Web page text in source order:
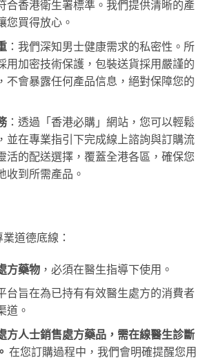
合香港衛生署標準。我們提供清晰的產
您買得放心。
：我們深知男士健康需求的私密性。所
用加密技術保護，包裝送貨採用嚴謹的
不會暴露任何產品信息，絕對保障您的
：透過「香港必購」網站，您可以輕鬆
並在專業指引下完成線上諮詢與訂購流
活的配送選擇，覆蓋全港各區，確保您
收到所需產品。
道德底線：
方藥物，必須在醫生指導下使用。
台旨在為已持有有效醫生處方的消費者
道。
方人士銷售處方藥品，需在線醫生診斷
​ 在您訂購過程中，我們會明確提醒您用